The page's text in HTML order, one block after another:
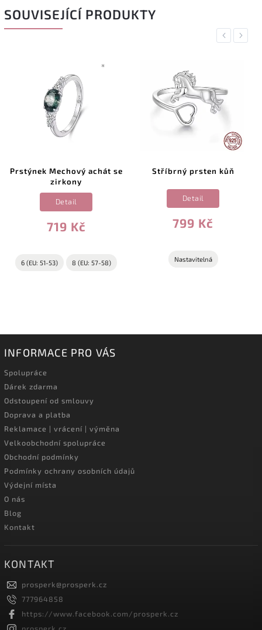
SOUVISEJÍCÍ PRODUKTY
Previous
Prstýnek Mechový achát se
zirkony
719 Kč
Detail
6 (EU: 51-53) 8 (EU: 57-58)
Stříbrný prsten kůň
799 Kč
Detail
Nastavitelná
Next
INFORMACE PRO VÁS
Spolupráce
Dárek zdarma
Odstoupení od smlouvy
Doprava a platba
Reklamace | vrácení | výměna
Velkoobchodní spolupráce
Obchodní podmínky
Podmínky ochrany osobních údajů
Výdejní místa
O nás
Blog
Kontakt
KONTAKT
prosperk@prosperk.cz
777964858
https://www.facebook.com/prosperk.cz
prosperk.cz